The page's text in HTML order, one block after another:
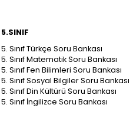
5.SINIF
5. Sınıf Türkçe Soru Bankası
5. Sınıf Matematik Soru Bankası
5. Sınıf Fen Bilimleri Soru Bankası
5. Sınıf Sosyal Bilgiler Soru Bankası
5. Sınıf Din Kültürü Soru Bankası
5. Sınıf İngilizce Soru Bankası